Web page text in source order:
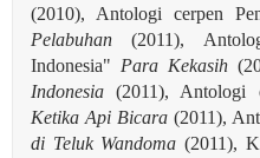
(2010), Antologi cerpen
Pelabuhan (2011),
Indonesia" Para Kekasih
Indonesia (2011), Antologi
Ketika Api Bicara (2011),
di Teluk Wandoma(2011),